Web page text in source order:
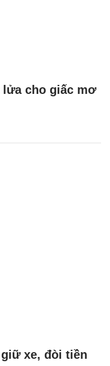
lửa cho giấc mơ
xe, đòi tiền